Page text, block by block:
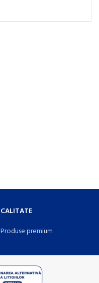
CALITATE
Produse premium